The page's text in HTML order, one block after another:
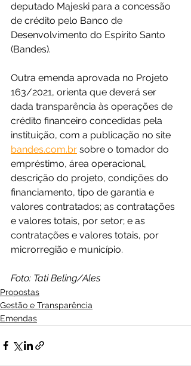
deputado Majeski para a concessão
de crédito pelo Banco de
Desenvolvimento do Espírito Santo
(Bandes).
Outra emenda aprovada no Projeto
163/2021, orienta que deverá ser
dada transparência às operações de
crédito financeiro concedidas pela
instituição, com a publicação no site
bandes.com.br sobre o tomador do
empréstimo, área operacional,
descrição do projeto, condições do
financiamento, tipo de garantia e
valores contratados; as contratações
e valores totais, por setor; e as
contratações e valores totais, por
microrregião e município.
Foto: Tati Beling/Ales
Propostas
Gestão e Transparência
Emendas